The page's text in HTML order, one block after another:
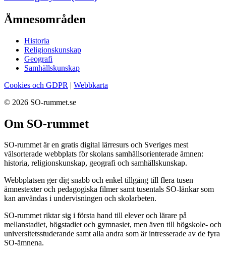
Ämnesområden
Historia
Religionskunskap
Geografi
Samhällskunskap
Cookies och GDPR | Webbkarta
© 2026 SO-rummet.se
Om SO-rummet
SO-rummet är en gratis digital lärresurs och Sveriges mest
välsorterade webbplats för skolans samhällsorienterade ämnen:
historia, religionskunskap, geografi och samhällskunskap.
Webbplatsen ger dig snabb och enkel tillgång till flera tusen
ämnestexter och pedagogiska filmer samt tusentals SO-länkar som
kan användas i undervisningen och skolarbeten.
SO-rummet riktar sig i första hand till elever och lärare på
mellanstadiet, högstadiet och gymnasiet, men även till högskole- och
universitetsstuderande samt alla andra som är intresserade av de fyra
SO-ämnena.